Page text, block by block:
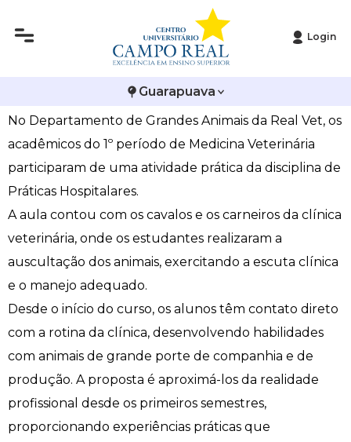
Login
Guarapuava
Veterinária promove prática hospitalar na RealVet
No Departamento de Grandes Animais da Real Vet, os
acadêmicos do 1º período de Medicina Veterinária
participaram de uma atividade prática da disciplina de
Práticas Hospitalares.
A aula contou com os cavalos e os carneiros da clínica
veterinária, onde os estudantes realizaram a
auscultação dos animais, exercitando a escuta clínica
e o manejo adequado.
Desde o início do curso, os alunos têm contato direto
com a rotina da clínica, desenvolvendo habilidades
com animais de grande porte de companhia e de
produção. A proposta é aproximá-los da realidade
profissional desde os primeiros semestres,
proporcionando experiências práticas que
Infraestrutura
Editais
Publicações Institucionais
Arquitetura e Urbanismo
Biomedicina
Ciências Contábeis
Direito
Enfermagem
Engenharia Agronômica
Engenharia Civil
Engenharia de Software
Engenharia Elétrica
Vestibular de Inverno
Vestibular de Medicina
2ª Via de Boleto
Atestado de Matrícula
Atividades Complementares e Sociais
Biblioteca
Calendário Acadêmico
Calendário de Provas
Carteirinha de Estudante
Central de Estágios - TCC
Ensalamento
Horário de Aulas
Avalie a Campo Real
Bolsas e Incentivos
CPA
COLAP
Comissão de Ética no Uso de Animais
Comitê de Ética em Pesquisa
Diploma Digital
Educação em Direitos Humanos
Editais
Extensão